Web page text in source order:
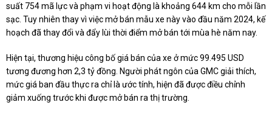
suất 754 mã lực và phạm vi hoạt động là khoảng 644 km cho mỗi lần
sạc. Tuy nhiên thay vì việc mở bán mẫu xe này vào đầu năm 2024, kế
hoạch đã thay đổi và đẩy lùi thời điểm mở bán tới mùa hè năm nay.
Hiện tại, thương hiệu công bố giá bán của xe ở mức 99.495 USD
tương đương hơn 2,3 tỷ đồng. Người phát ngôn của GMC giải thích,
mức giá ban đầu thực ra chỉ là ước tính, hiện đã được điều chỉnh
giảm xuống trước khi được mở bán ra thị trường.